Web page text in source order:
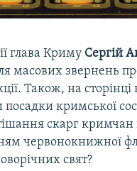
глава Криму Сергій
масових звернень
Також, на
посадки кримської
скарг
червонокнижної
свят?